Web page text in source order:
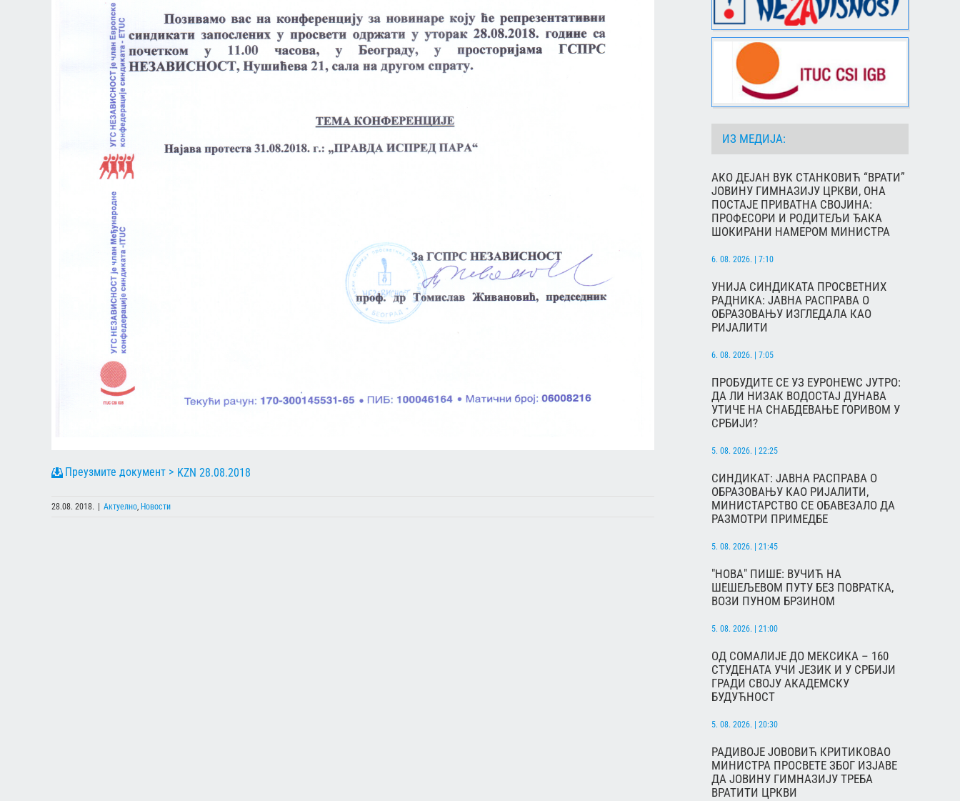
KZN 28.08.2018
28.08. 2018. Актуелно, Новости
ИЗ МЕДИЈА:
АКО ДЕЈАН ВУК СТАНКОВИЋ “ВРАТИ”
ЈОВИНУ ГИМНАЗИЈУ ЦРКВИ, ОНА
ПОСТАЈЕ ПРИВАТНА СВОЈИНА:
ПРОФЕСОРИ И РОДИТЕЉИ ЂАКА
ШОКИРАНИ НАМЕРОМ МИНИСТРА
6. 08. 2026. | 7:10
УНИЈА СИНДИКАТА ПРОСВЕТНИХ
РАДНИКА: ЈАВНА РАСПРАВА О
ОБРАЗОВАЊУ ИЗГЛЕДАЛА КАО
РИЈАЛИТИ
6. 08. 2026. | 7:05
ПРОБУДИТЕ СЕ УЗ ЕУРОНЕWС ЈУТРО:
ДА ЛИ НИЗАК ВОДОСТАЈ ДУНАВА
УТИЧЕ НА СНАБДЕВАЊЕ ГОРИВОМ У
СРБИЈИ?
5. 08. 2026. | 22:25
СИНДИКАТ: ЈАВНА РАСПРАВА О
ОБРАЗОВАЊУ КАО РИЈАЛИТИ,
МИНИСТАРСТВО СЕ ОБАВЕЗАЛО ДА
РАЗМОТРИ ПРИМЕДБЕ
5. 08. 2026. | 21:45
"НОВА" ПИШЕ: ВУЧИЋ НА
ШЕШЕЉЕВОМ ПУТУ БЕЗ ПОВРАТКА,
ВОЗИ ПУНОМ БРЗИНОМ
5. 08. 2026. | 21:00
ОД СОМАЛИЈЕ ДО МЕКСИКА – 160
СТУДЕНАТА УЧИ ЈЕЗИК И У СРБИЈИ
ГРАДИ СВОЈУ АКАДЕМСКУ
БУДУЋНОСТ
5. 08. 2026. | 20:30
РАДИВОЈЕ ЈОВОВИЋ КРИТИКОВАО
МИНИСТРА ПРОСВЕТЕ ЗБОГ ИЗЈАВЕ
ДА ЈОВИНУ ГИМНАЗИЈУ ТРЕБА
ВРАТИТИ ЦРКВИ